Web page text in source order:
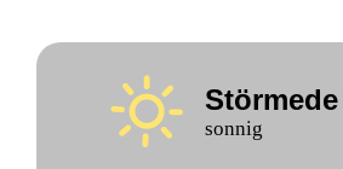
Störmede
sonnig